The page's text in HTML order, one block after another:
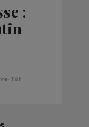
:
Tôt